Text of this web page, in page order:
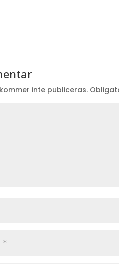
inte publiceras.